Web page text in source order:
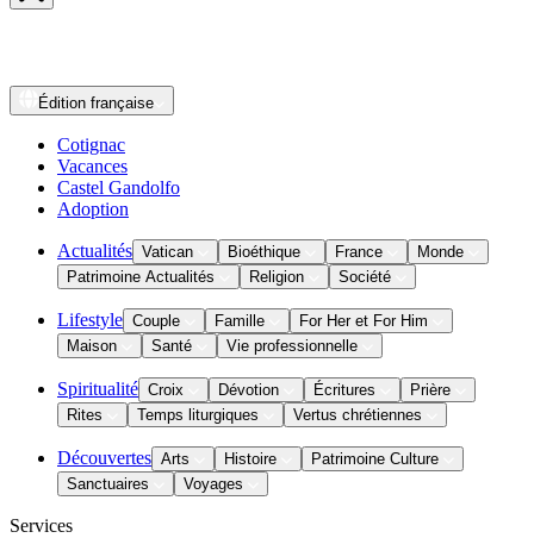
Édition française
Cotignac
Vacances
Castel Gandolfo
Adoption
Actualités Vatican Bioéthique France
Monde
Patrimoine Actualités
Religion Société
Lifestyle Couple Famille
For Her et For Him
Maison
Santé Vie professionnelle
Spiritualité Croix Dévotion Écritures
Prière
Rites
Temps liturgiques Vertus chrétiennes
Découvertes Arts Histoire
Patrimoine Culture
Sanctuaires
Voyages
Services